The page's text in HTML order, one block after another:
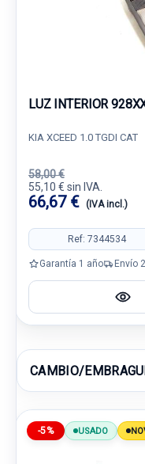
LUZ INTERIOR
KIA XCEED 1.0 TGDI CAT
58,00 €
55,10 € sin IVA.
66,67 € (IVA incl.)
Ref: 7344534
Garantía 1 año Envío
CAMBIO/
-5% USADO